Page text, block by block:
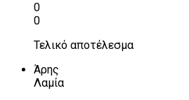
0
0
Τελικό αποτέλεσμα
Άρης
Λαμία